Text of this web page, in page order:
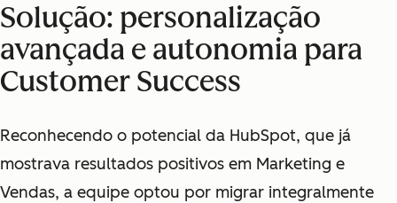
Solução: personalização
avançada e autonomia para
Customer Success
Reconhecendo o potencial da HubSpot, que já
mostrava resultados positivos em Marketing e
Vendas, a equipe optou por migrar integralmente